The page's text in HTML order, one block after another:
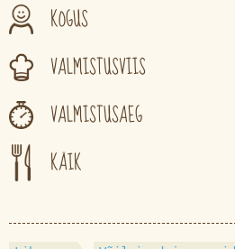
KOGUS
VALMISTUSVIIS
VALMISTUSAEG
KÄIK